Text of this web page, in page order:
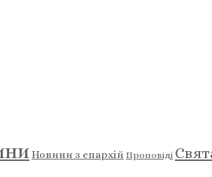
Новини з єпархій Проповіді